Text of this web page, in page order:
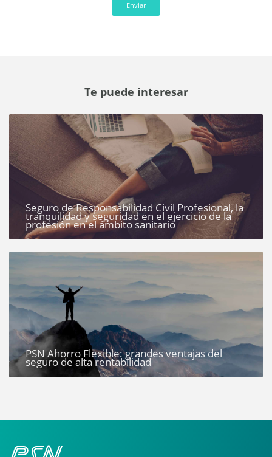
Enviar
Te puede interesar
Seguro de Responsabilidad Civil Profesional, la
tranquilidad y seguridad en el ejercicio de la
profesión en el ámbito sanitario
PSN Ahorro Flexible: grandes ventajas del
seguro de alta rentabilidad